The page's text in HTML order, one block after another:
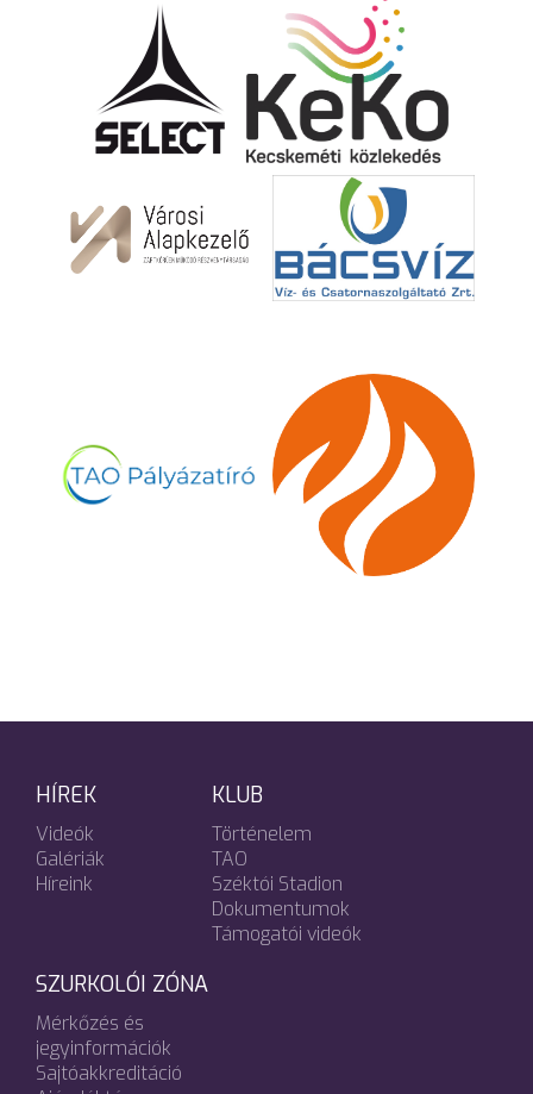
HÍREK
Videók
Galériák
Híreink
KLUB
Történelem
TAO
Széktói Stadion
Dokumentumok
Támogatói videók
SZURKOLÓI ZÓNA
Mérkőzés és
jegyinformációk
Sajtóakkreditáció